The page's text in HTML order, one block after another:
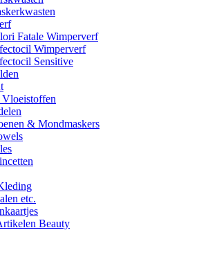
Fatale Wimperverf
Wimperverf
Sensitive
Vloeistoffen
& Mondmaskers
etc.
Beauty